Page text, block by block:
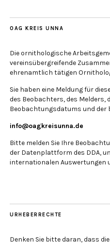
OAG KREIS UNNA
Die ornithologische
vereinsübergreifende
ehrenamtlich tätigen
Sie haben eine Meldung für
des Beobachters, des Melders,
Beobachtungsdatums und der
info@oagkreisunna.de
Bitte melden Sie Ihre
der Datenplattform des DDA,
internationalen Auswertungen
URHEBERRECHTE
Denken Sie bitte daran, dass